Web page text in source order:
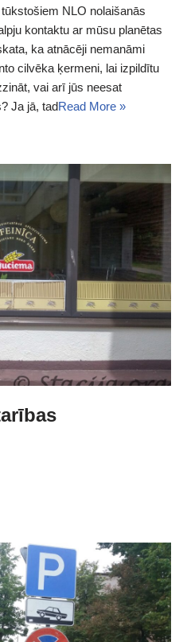
NLO nolaišanās
kontaktu ar mūsu planētas
ka atnācēji nemanāmi
cilvēka ķermeni, lai izpildītu
vai arī jūs neesat
Ja jā, tadRead More »